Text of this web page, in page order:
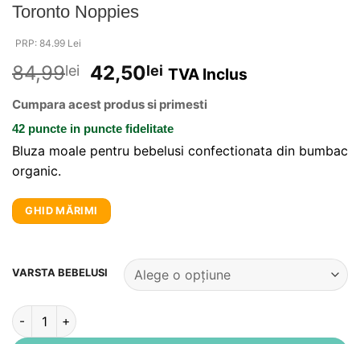
Toronto Noppies
PRP: 84.99 Lei
84,99lei 42,50lei TVA Inclus
Cumpara acest produs si primesti
42 puncte in puncte fidelitate
Bluza moale pentru bebelusi confectionata din bumbac
organic.
GHID MĂRIMI
VARSTA BEBELUSI
Cantitate Bluza bebe, bumbac organic, cu nasturi Toronto